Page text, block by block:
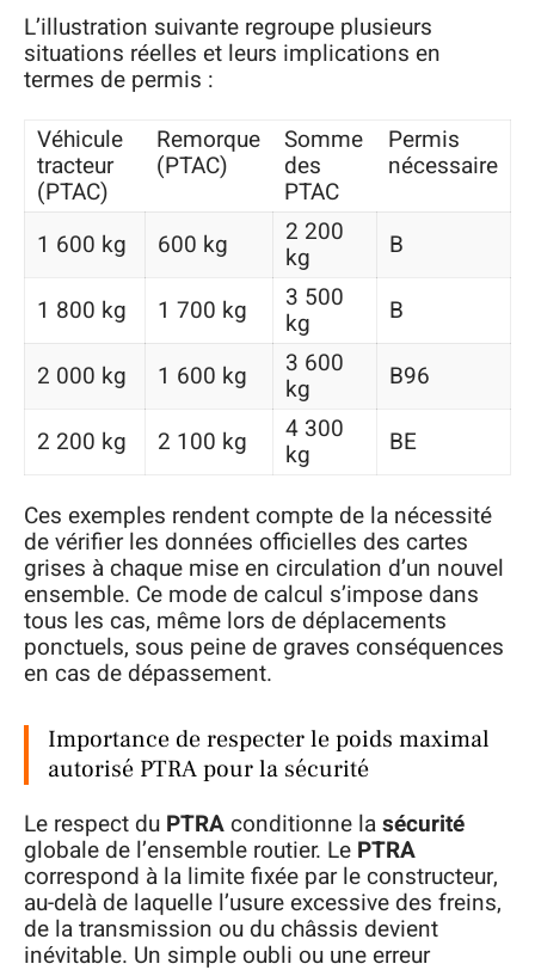
L’illustration suivante regroupe plusieurs
situations réelles et leurs implications en
termes de permis :
Véhicule
tracteur
(PTAC)
Remorque
(PTAC)
Somme
des
PTAC
Permis
nécessaire
1 600 kg 600 kg 2 200
kg
B
1 800 kg
1 700 kg 3 500
kg
B
2 000 kg
1 600 kg 3 600
kg
B96
2 200 kg
2 100 kg 4 300
kg BE
Ces exemples rendent compte de la nécessité
de vérifier les données officielles des cartes
grises à chaque mise en circulation d’un nouvel
ensemble. Ce mode de calcul s’impose dans
tous les cas, même lors de déplacements
ponctuels, sous peine de graves conséquences
en cas de dépassement.
Importance de respecter le poids maximal
autorisé PTRA pour la sécurité
Le respect du PTRAconditionne lasécurité
globale de l’ensemble routier. Le PTRA
correspond à la limite fixée par le constructeur,
au-delà de laquelle l’usure excessive des freins,
de la transmission ou du châssis devient
inévitable. Un simple oubli ou une erreur